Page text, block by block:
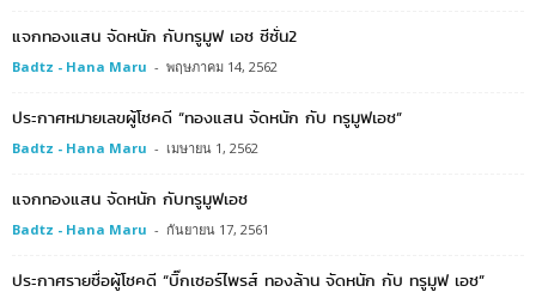
แจกทองแสน จัดหนัก กับทรูมูฟ เอช ซีซั่น2
Badtz - Hana Maru - พฤษภาคม 14, 2562
ประกาศหมายเลขผู้โชคดี “ทองแสน จัดหนัก กับ ทรูมูฟเอช”
Badtz - Hana Maru - เมษายน 1, 2562
แจกทองแสน จัดหนัก กับทรูมูฟเอช
Badtz - Hana Maru - กันยายน 17, 2561
ประกาศรายชื่อผู้โชคดี “บิ๊กเซอร์ไพรส์ ทองล้าน จัดหนัก กับ ทรูมูฟ เอช”